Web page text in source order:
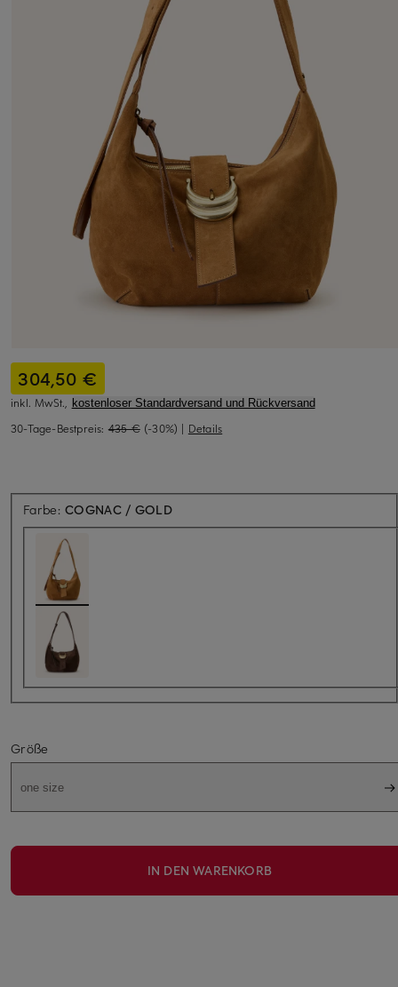
304,50 €
inkl. MwSt., kostenloser Standardversand und Rückversand
30-Tage-Bestpreis: 435 € (-30%) | Details
Farbe:COGNAC / GOLD
Größe
one size
IN DEN WARENKORB